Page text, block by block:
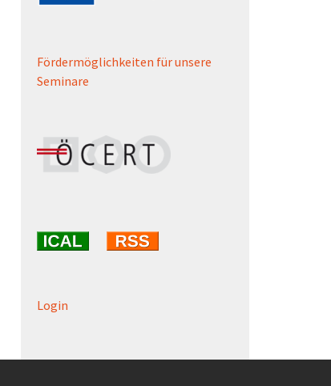
Fördermöglichkeiten für unsere
Seminare
Login